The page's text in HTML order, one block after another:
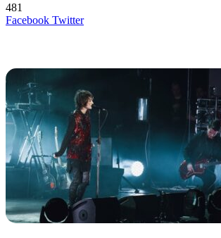
481
Facebook TwitterLinkedIn
Tumblr
Reddit
Вконтакте
Одноклассники
Skype
Messenger
Messenger
WhatsApp
Telegram
Viber
Line
Поделиться
Печатать